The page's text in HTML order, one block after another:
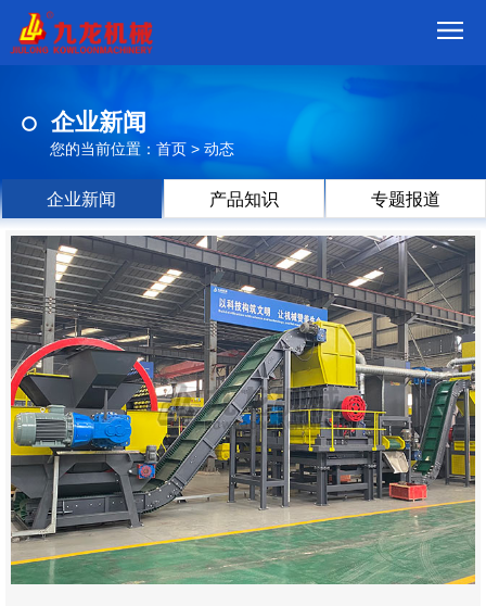
品
视
频
现
场
方
案
动
态
联
系
郑
州
市
九
企业新闻
您的当前位置： 首页 > 动态
企业新闻 产品知识 专题报道